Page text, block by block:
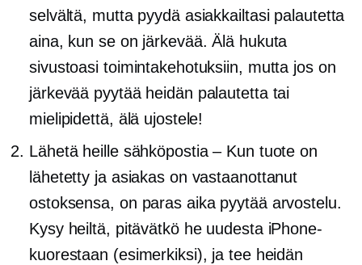
selvältä, mutta pyydä asiakkailtasi palautetta
aina, kun se on järkevää. Älä hukuta
sivustoasi toimintakehotuksiin, mutta jos on
järkevää pyytää heidän palautetta tai
mielipidettä, älä ujostele!
Lähetä heille sähköpostia – Kun tuote on
lähetetty ja asiakas on vastaanottanut
ostoksensa, on paras aika pyytää arvostelu.
Kysy heiltä, ​​pitävätkö he uudesta iPhone-
kuorestaan ​​(esimerkiksi), ja tee heidän